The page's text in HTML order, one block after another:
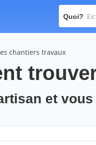
Quoi?
chantiers travaux
et